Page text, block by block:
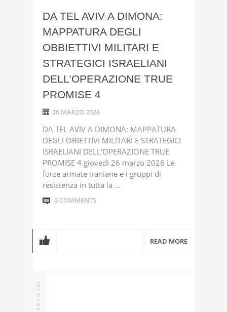
DA TEL AVIV A DIMONA:
MAPPATURA DEGLI
OBBIETTIVI MILITARI E
STRATEGICI ISRAELIANI
DELL’OPERAZIONE TRUE
PROMISE 4
26 MARZO 2026
DA TEL AVIV A DIMONA: MAPPATURA
DEGLI OBIETTIVI MILITARI E STRATEGICI
ISRAELIANI DELL'OPERAZIONE TRUE
PROMISE 4 giovedì 26 marzo 2026 Le
forze armate iraniane e i gruppi di
resistenza in tutta la ...
0 COMMENTS
READ MORE
SPONSOR